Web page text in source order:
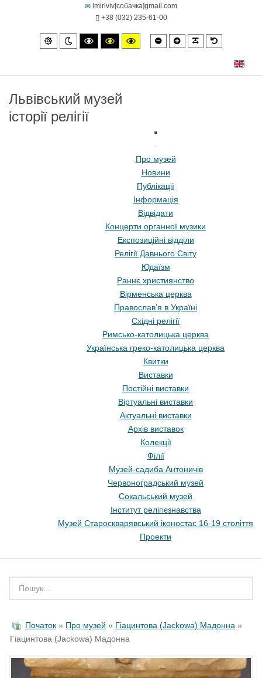
lmirlviv[собачка]gmail.com
+38 (032) 235-61-00
Default
mode
Night
mode
High
contrast
High
contrast
High
contrast
Smaller
font
Larger
font
Львівський музей
історії релігії
Про музей
Новини
Публікації
Інформація
Відвідати
Концерти органної музики
Експозиційні відділи
Релігії Давнього Світу
Юдаїзм
Раннє християнство
Вірменська церква
Православ’я в Україні
Східні релігії
Римсько-католицька церква
Українська греко-католицька церква
Квитки
Виставки
Постійні виставки
Віртуальні виставки
Актуальні виставки
Архів виставок
Колекції
Філії
Музей-садиба Антоничів
Червоноградський музей
Сокальський музей
Інститут релігієзнавства
Музей Староскварявський іконостас 16-19 cтоліття
Проекти
Початок » Про музей » Гіацинтова (Jackowa) Мадонна »
Гіацинтова (Jackowa) Мадонна